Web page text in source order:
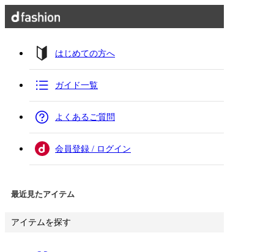
はじめての方へ
ガイド一覧
よくあるご質問
会員登録 / ログイン
最近見たアイテム
アイテムを探す